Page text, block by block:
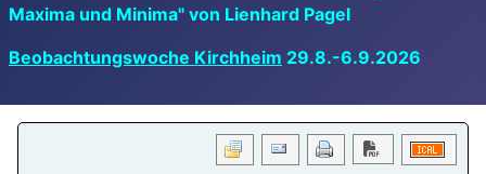
Maxima und Minima" von Lienhard Pagel
Beobachtungswoche Kirchheim 29.8.-6.9.2026
Download PDF